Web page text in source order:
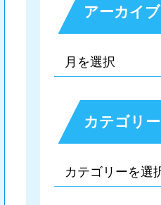
アーカイブ
カテゴリー